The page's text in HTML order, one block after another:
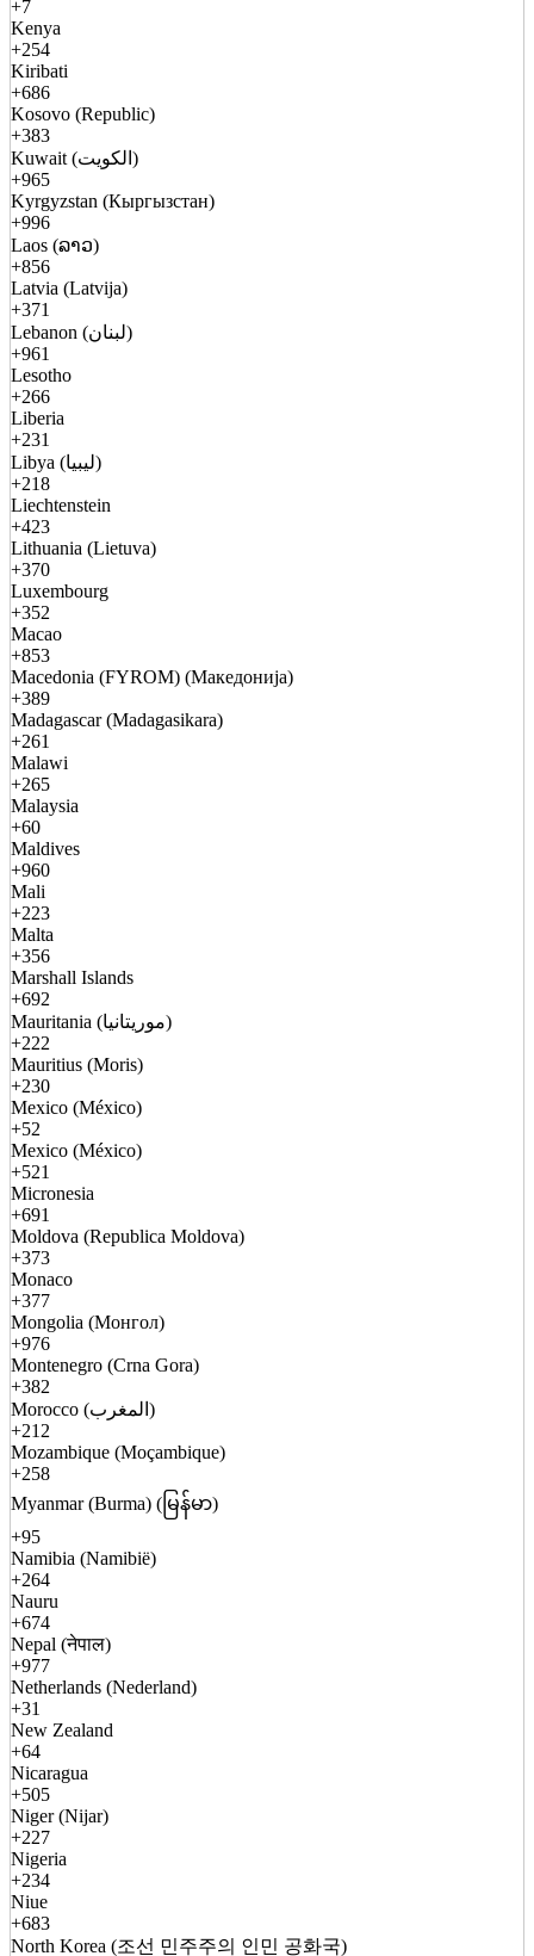
+7
Kenya
+254
Kiribati
+686
Kosovo (Republic)
+383
Kuwait (الكويت)
+965
Kyrgyzstan (Кыргызстан)
+996
Laos (ລາວ)
+856
Latvia (Latvija)
+371
Lebanon (لبنان)
+961
Lesotho
+266
Liberia
+231
Libya (ليبيا)
+218
Liechtenstein
+423
Lithuania (Lietuva)
+370
Luxembourg
+352
Macao
+853
Macedonia (FYROM) (Македонија)
+389
Madagascar (Madagasikara)
+261
Malawi
+265
Malaysia
+60
Maldives
+960
Mali
+223
Malta
+356
Marshall Islands
+692
Mauritania (موريتانيا)
+222
Mauritius (Moris)
+230
Mexico (México)
+52
Mexico (México)
+521
Micronesia
+691
Moldova (Republica Moldova)
+373
Monaco
+377
Mongolia (Монгол)
+976
Montenegro (Crna Gora)
+382
Morocco (المغرب)
+212
Mozambique (Moçambique)
+258
Myanmar (Burma) (မြန်မာ)
+95
Namibia (Namibië)
+264
Nauru
+674
Nepal (नेपाल)
+977
Netherlands (Nederland)
+31
New Zealand
+64
Nicaragua
+505
Niger (Nijar)
+227
Nigeria
+234
Niue
+683
North Korea (조선 민주주의 인민 공화국)